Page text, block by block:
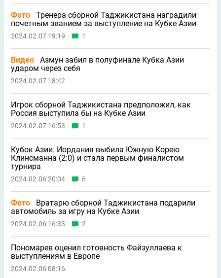
Фото
Тренера сборной Таджикистана наградили
почетным званием за выступление на Кубке Азии
2024.02.07 19:19 1
Видео
Азмун забил в полуфинале Кубка Азии
ударом через себя
2024.02.07 18:42
Игрок сборной Таджикистана предположил, как
Россия выступила бы на Кубке Азии
2024.02.07 16:53 1
Кубок Азии. Иордания выбила Южную Корею
Клинсманна (2:0) и стала первым финалистом
турнира
2024.02.06 20:04 6
Фото
Вратарю сборной Таджикистана подарили
автомобиль за игру на Кубке Азии
2024.02.06 16:33 2
Пономарев оценил готовность Файзуллаева к
выступлениям в Европе
2024.02.06 08:16